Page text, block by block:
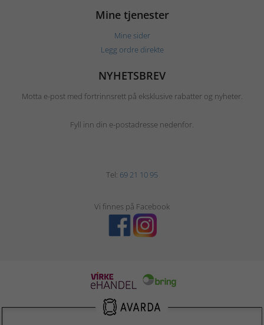
Mine tjenester
Mine sider
Legg ordre direkte
NYHETSBREV
Motta e-post med fortrinnsrett på eksklusive rabatter og nyheter.
Fyll inn din e-postadresse nedenfor.
Tel: 69 21 10 95
Vi finnes på Facebook